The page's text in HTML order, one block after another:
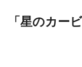
「星のカー